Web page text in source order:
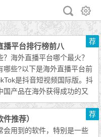
荐
播平台排行榜前八
海外直播平台哪个最火？
哪些?以下是海外直播平台前
是抖音短视频国际版。抖
国产品在海外获得成功的又
中国...
荐
推荐）
会用到的软件，特别是一些